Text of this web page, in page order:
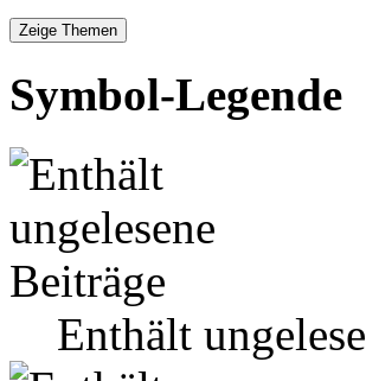
Symbol-Legende
Enthält